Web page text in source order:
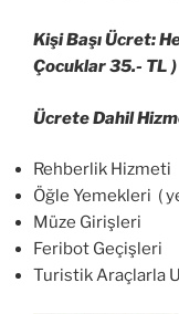
Kişi Başı Ücret:
Çocuklar 35.- TL )
Ücrete Dahil
Rehberlik Hizmeti
Öğle Yemekleri (
Müze Girişleri
Feribot Geçişleri
Turistik Araçlarla